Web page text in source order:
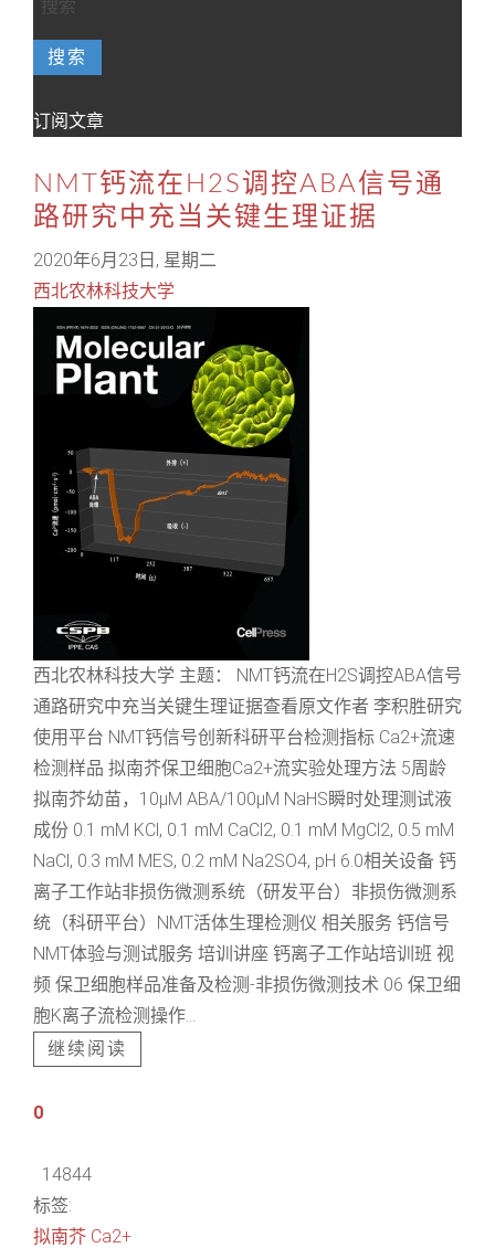
搜索
订阅文章
NMT钙流在H2S调控ABA信号通
路研究中充当关键生理证据
2020年6月23日, 星期二
西北农林科技大学
西北农林科技大学 主题： NMT钙流在H2S调控ABA信号
通路研究中充当关键生理证据查看原文作者 李积胜研究
使用平台 NMT钙信号创新科研平台检测指标 Ca2+流速
检测样品 拟南芥保卫细胞Ca2+流实验处理方法 5周龄
拟南芥幼苗，10μM ABA/100μM NaHS瞬时处理测试液
成份 0.1 mM KCl, 0.1 mM CaCl2, 0.1 mM MgCl2, 0.5 mM
NaCl, 0.3 mM MES, 0.2 mM Na2SO4, pH 6.0相关设备 钙
离子工作站非损伤微测系统（研发平台）非损伤微测系
统（科研平台）NMT活体生理检测仪 相关服务 钙信号
NMT体验与测试服务 培训讲座 钙离子工作站培训班 视
频 保卫细胞样品准备及检测-非损伤微测技术 06 保卫细
胞K离子流检测操作...
继续阅读
0
14844
标签:
拟南芥 Ca2+